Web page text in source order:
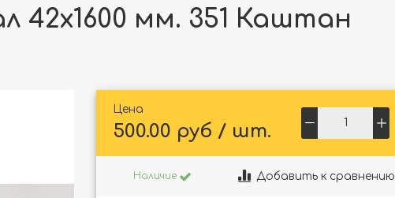
42x1600 мм. 351 Каштан
Цена
500.00 руб / шт.
Наличие Добавить к сравнению